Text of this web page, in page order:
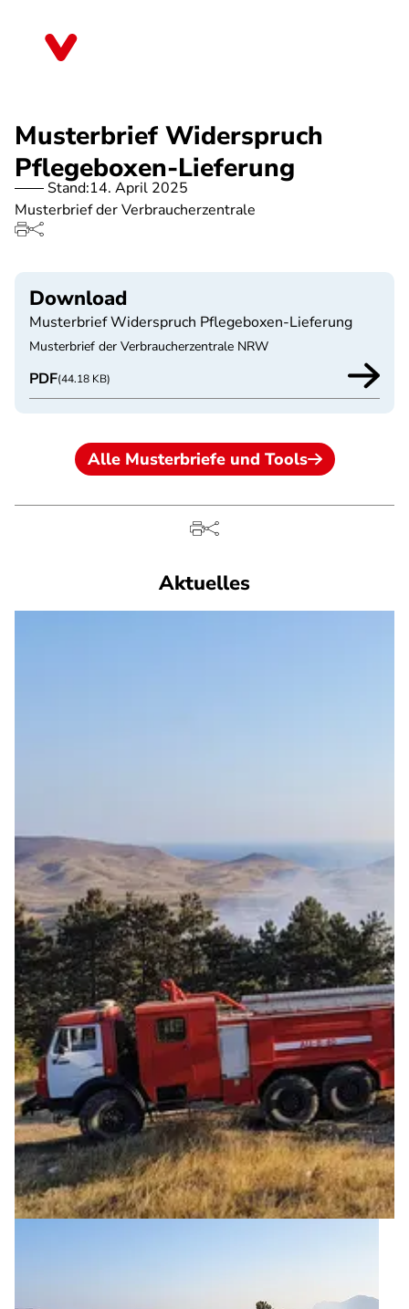
Musterbrief Widerspruch
Pflegeboxen-Lieferung
Stand:14. April 2025
Musterbrief der Verbraucherzentrale
Download
Musterbrief Widerspruch Pflegeboxen-Lieferung
Musterbrief der Verbraucherzentrale NRW
PDF(44.18 KB)
Alle Musterbriefe und Tools
Aktuelles